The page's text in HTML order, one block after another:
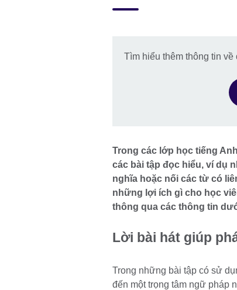
Tìm hiểu thêm thông tin
Trong các lớp học tiếng
các bài tập đọc hiểu, ví dụ
nghĩa hoặc nối các từ có
những lợi ích gì cho học
thông qua các thông tin
Lời bài hát giúp
Trong những bài tập có sử
đến một trọng tâm ngữ pháp